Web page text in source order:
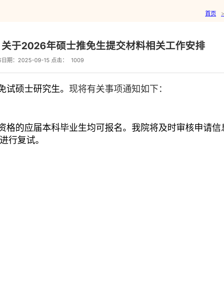
首页
于2026年硕士推免生提交材料相关工作安排
日期：2025-09-15 点击： 1009
硕士研究生。 现将有关事项通知如下：
格的应届本科毕业生均可报名。我院将及时审核申请
行复试。